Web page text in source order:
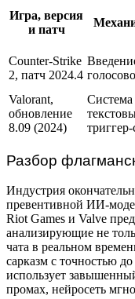
Игра, версия
и патч
Counter-Strike
2, патч 2024.4
Valorant,
обновление
8.09 (2024)
триггер-
Разбор
Индустрия
превентивной ИИ-
Riot Games и Valve
анализирующие не
чата в реальном
сарказм с точностью
использует
промах, нейросеть